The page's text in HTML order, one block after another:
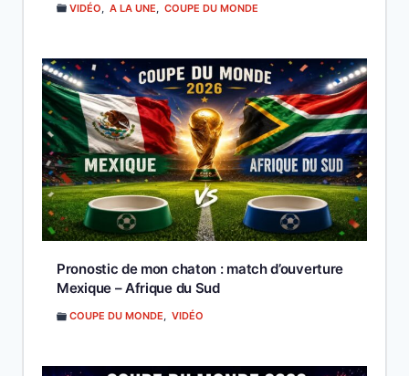
VIDÉO, A LA UNE, COUPE DU MONDE
Pronostic de mon chaton : match d’ouverture
Mexique – Afrique du Sud
COUPE DU MONDE, VIDÉO